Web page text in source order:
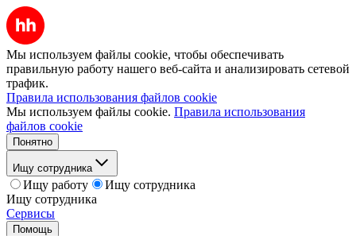
Мы используем файлы cookie, чтобы обеспечивать
правильную работу нашего веб-сайта и анализировать сетевой
трафик.
Правила использования файлов cookie
Мы используем файлы cookie. Правила использования
файлов cookie
Понятно
Ищу сотрудника
Ищу работу
Ищу сотрудника
Ищу сотрудника
Сервисы
Помощь